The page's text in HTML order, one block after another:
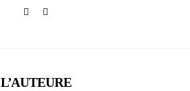
L’AUTEURE